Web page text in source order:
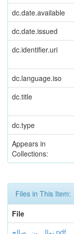
dc.date.available
dc.date.issued
dc.identifier.uri
dc.language.iso
dc.title
dc.type
Appears in
Collections:
Files in This Item:
File
نوال_بن_صالح.pdf